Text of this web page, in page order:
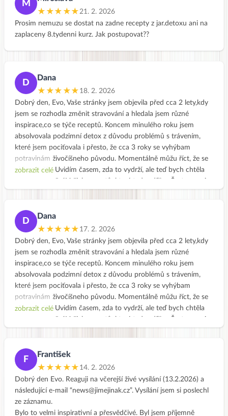
skombinovať potraviny. Mne by sa páčilo, keby ste mali aj letný
a zimný detox v ponuke :). Ešte to tu nemám celé okukané,
máte k dispozícii aj letné a zimné jedálničky na stránke :-)
M
★★★★★21. 2. 2026
Prosim nemuzu se dostat na zadne recepty z jar.detoxu ani na
zaplaceny 8.tydenni kurz. Jak postupovat??
D
Dana
★★★★★ 18. 2. 2026
Dobrý den, Evo, Vaše stránky jsem objevila před cca 2 lety,kdy
jsem se rozhodla změnit stravování a hledala jsem různé
inspirace,co se týče receptů. Koncem minulého roku jsem
absolvovala podzimní detox z důvodu problémů s trávením,
které jsem pociťovala i přesto, že cca 3 roky se vyhýbam
potravinám živočíšneho původu. Momentálně můžu říct, že se
cítím skvěle. Uvidím časem, zda to vydrží, ale teď bych chtěla
děkuji za to, co děláte. Zdraví Dana
zobrazit celé
D
Dana
★★★★★ 17. 2. 2026
Dobrý den, Evo, Vaše stránky jsem objevila před cca 2 lety,kdy
jsem se rozhodla změnit stravování a hledala jsem různé
inspirace,co se týče receptů. Koncem minulého roku jsem
absolvovala podzimní detox z důvodu problémů s trávením,
které jsem pociťovala i přesto, že cca 3 roky se vyhýbam
potravinám živočíšneho původu. Momentálně můžu říct, že se
cítím skvěle. Uvidím časem, zda to vydrží, ale teď bych chtěla
děkuji za to, co děláte. Zdraví Dana
zobrazit celé
F
František
★★★★★ 14. 2. 2026
Dobrý den Evo. Reaguji na včerejší živé vysílání (13.2.2026) a
následující e-mail “news@jimejinak.cz”. Vysílání jsem si poslechl
ze záznamu.
Bylo to velmi inspirativní a přesvědčivé. Byl jsem příjemně